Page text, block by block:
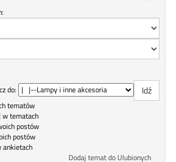
do:
tematów
w tematach
postów
postów
ankietach
Dodaj temat do Ulubionych